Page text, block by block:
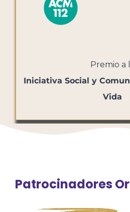
Premio a
Iniciativa Social y
Vida
Patrocinadores